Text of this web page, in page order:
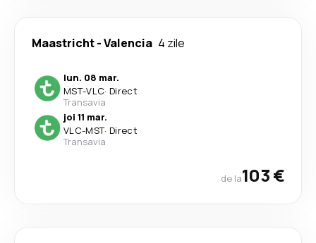
Maastricht-Valencia 4 zile
lun. 08 mar.
MST-VLC· Direct
Transavia
joi 11 mar.
VLC-MST· Direct
Transavia
de la103 €